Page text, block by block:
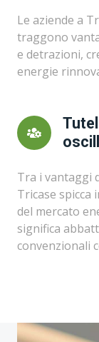
Le aziende a
traggono
e detrazioni,
energie
Tra i vantaggi
Tricase
del mercato
significa
convenzionali